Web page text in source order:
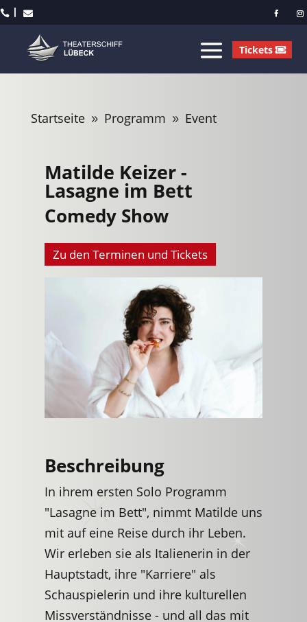
 
Tickets
Startseite 9 Programm 9 Event
Matilde Keizer -
Lasagne im Bett
Comedy Show
Zu den Terminen und Tickets
Beschreibung
In ihrem ersten Solo Programm
"Lasagne im Bett", nimmt Matilde uns
mit auf eine Reise durch ihr Leben.
Wir erleben sie als Italienerin in der
Hauptstadt, ihre "Karriere" als
Schauspielerin und ihre kulturellen
Missverständnisse - und all das mit